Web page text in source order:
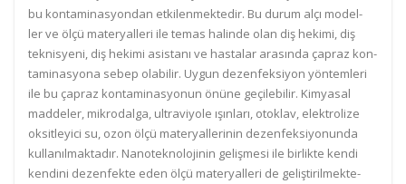
bu kontaminasyondan etkilenmektedir. Bu durum alçı model-
ler ve ölçü materyalleri ile temas halinde olan diş hekimi, diş
teknisyeni, diş hekimi asistanı ve hastalar arasında çapraz kon-
taminasyona sebep olabilir. Uygun dezenfeksiyon yöntemleri
ile bu çapraz kontaminasyonun önüne geçilebilir. Kimyasal
maddeler, mikrodalga, ultraviyole ışınları, otoklav, elektrolize
oksitleyici su, ozon ölçü materyallerinin dezenfeksiyonunda
kullanılmaktadır. Nanoteknolojinin gelişmesi ile birlikte kendi
kendini dezenfekte eden ölçü materyalleri de geliştirilmekte-